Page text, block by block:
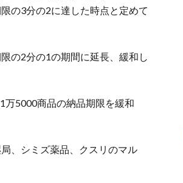
の3分の2に達した時点と定めて
の2分の1の期間に延長、緩和し
万5000商品の納品期限を緩和
、シミズ薬品、クスリのマル